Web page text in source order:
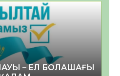
– ЕЛ БОЛАШАҒЫ